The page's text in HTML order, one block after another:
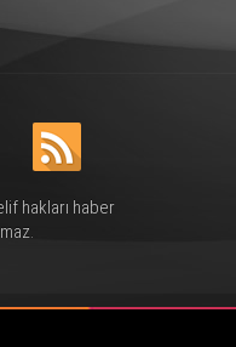
hakları haber